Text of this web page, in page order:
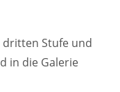
dritten Stufe und
in die Galerie